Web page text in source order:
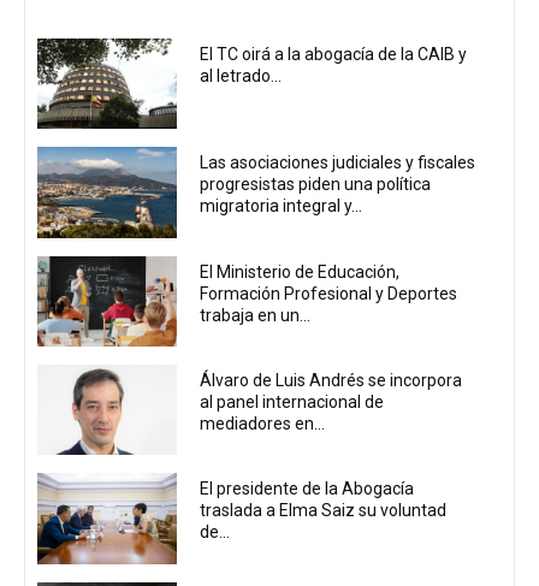
El TC oirá a la abogacía de la CAIB y
al letrado...
Las asociaciones judiciales y fiscales
progresistas piden una política
migratoria integral y...
El Ministerio de Educación,
Formación Profesional y Deportes
trabaja en un...
Álvaro de Luis Andrés se incorpora
al panel internacional de
mediadores en...
El presidente de la Abogacía
traslada a Elma Saiz su voluntad
de...